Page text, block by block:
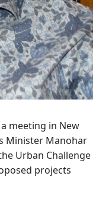
meeting in New
Minister Manohar
Urban Challenge
projects